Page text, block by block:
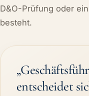
D&O-Prüfung oder
besteht.
entscheidet